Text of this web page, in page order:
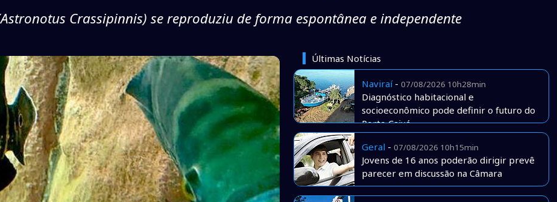
Crassipinnis) se reproduziu de forma espontânea e independente
Últimas Notícias
Naviraí- 07/08/2026 10h28min
Diagnóstico habitacional e
socioeconômico pode definir o futuro do
Porto Caiuá
Geral - 07/08/2026 10h15min
Jovens de 16 anos poderão dirigir prevê
parecer em discussão na Câmara